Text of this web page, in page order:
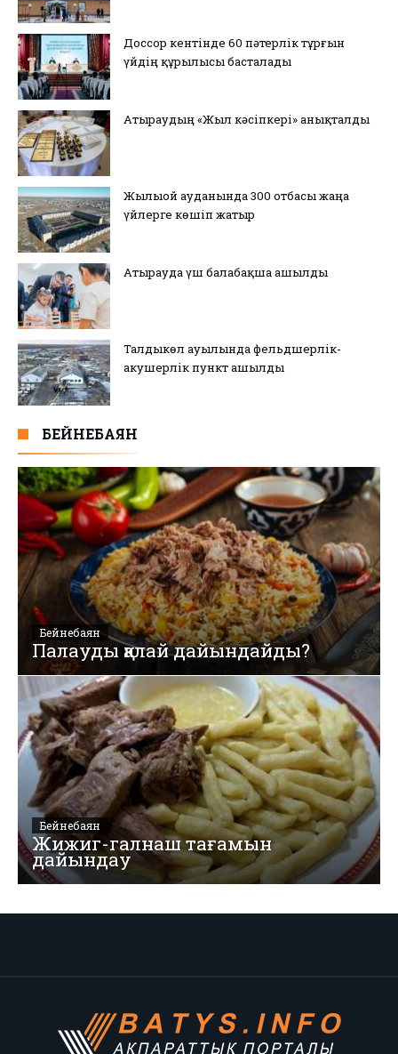
Доссор кентінде 60 пәтерлік тұрғын
үйдің құрылысы басталады
Атыраудың «Жыл кәсіпкері» анықталды
Жылыой ауданында 300 отбасы жаңа
үйлерге көшіп жатыр
Атырауда үш балабақша ашылды
Талдыкөл ауылында фельдшерлік-
акушерлік пункт ашылды
БЕЙНЕБАЯН
Бейнебаян
Палауды қалай дайындайды?
Бейнебаян
Жижиг-галнаш тағамын
дайындау